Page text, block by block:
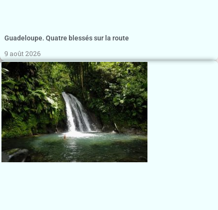
Guadeloupe. Quatre blessés sur la route
9 août 2026